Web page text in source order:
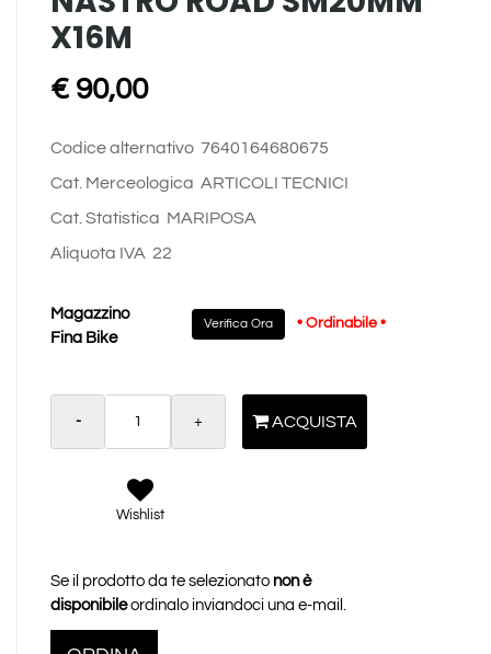
X16M
€ 90,00
Codice alternativo 7640164680675
Cat. Merceologica ARTICOLI TECNICI
Cat. Statistica MARIPOSA
Aliquota IVA 22
Magazzino
Fina Bike
Verifica Ora • Ordinabile •
ACQUISTA
Wishlist
Se il prodotto da te selezionato non è
disponibileordinalo inviandoci una e-mail.